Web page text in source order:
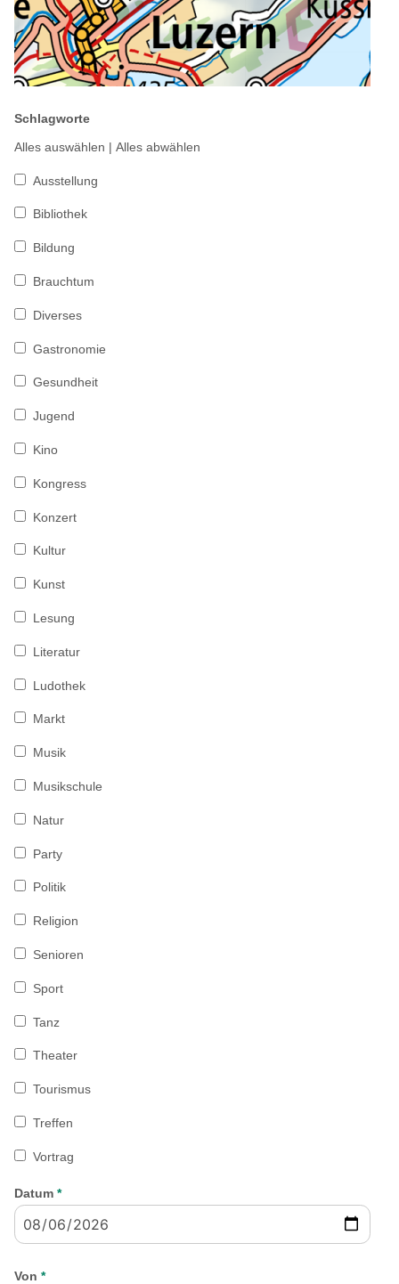
Schlagworte
Alles auswählen | Alles abwählen
Ausstellung
Bibliothek
Bildung
Brauchtum
Diverses
Gastronomie
Gesundheit
Jugend
Kino
Kongress
Konzert
Kultur
Kunst
Lesung
Literatur
Ludothek
Markt
Musik
Musikschule
Natur
Party
Politik
Religion
Senioren
Sport
Tanz
Theater
Tourismus
Treffen
Vortrag
Datum *
Von *